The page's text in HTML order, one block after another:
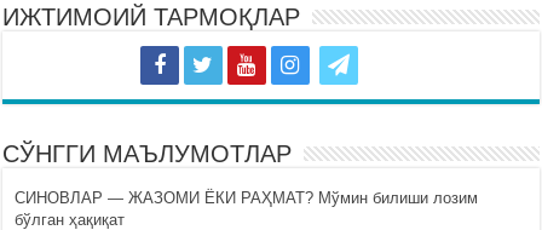
ИЖТИМОИЙ ТАРМОҚЛАР
СЎНГГИ МАЪЛУМОТЛАР
СИНОВЛАР — ЖАЗОМИ ЁКИ РАҲМАТ? Мўмин билиши лозим
бўлган ҳақиқат